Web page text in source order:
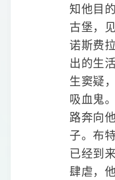
知他目
古堡，
诺斯费
出的生
生窦疑
吸血鬼
路奔向
子。布
已经到
肆虐，